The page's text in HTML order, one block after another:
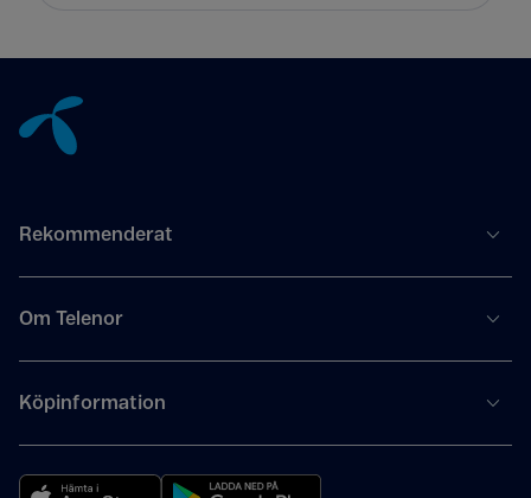
Rekommenderat
Om Telenor
Köpinformation